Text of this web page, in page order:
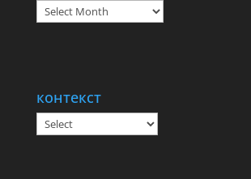
банка
на
контекст